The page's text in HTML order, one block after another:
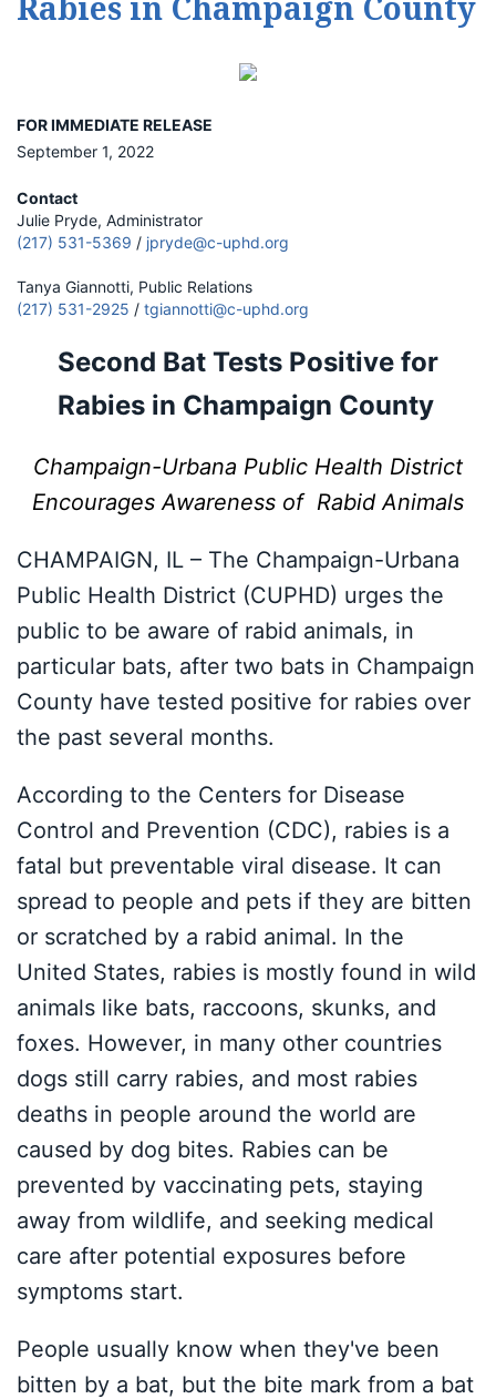
FOR IMMEDIATE RELEASE
September 1, 2022
Contact
Julie Pryde, Administrator
(217) 531-5369 / jpryde@c-uphd.org
Tanya Giannotti, Public Relations
(217) 531-2925 / tgiannotti@c-uphd.org
Second Bat Tests Positive for
Rabies in Champaign County
Champaign-Urbana Public Health District
Encourages Awareness of Rabid Animals
CHAMPAIGN, IL – The Champaign-Urbana
Public Health District (CUPHD) urges the
public to be aware of rabid animals, in
particular bats, after two bats in Champaign
County have tested positive for rabies over
the past several months.
According to the Centers for Disease
Control and Prevention (CDC), rabies is a
fatal but preventable viral disease. It can
spread to people and pets if they are bitten
or scratched by a rabid animal. In the
United States, rabies is mostly found in wild
animals like bats, raccoons, skunks, and
foxes. However, in many other countries
dogs still carry rabies, and most rabies
deaths in people around the world are
caused by dog bites. Rabies can be
prevented by vaccinating pets, staying
away from wildlife, and seeking medical
care after potential exposures before
symptoms start.
People usually know when they've been
bitten by a bat, but the bite mark from a bat